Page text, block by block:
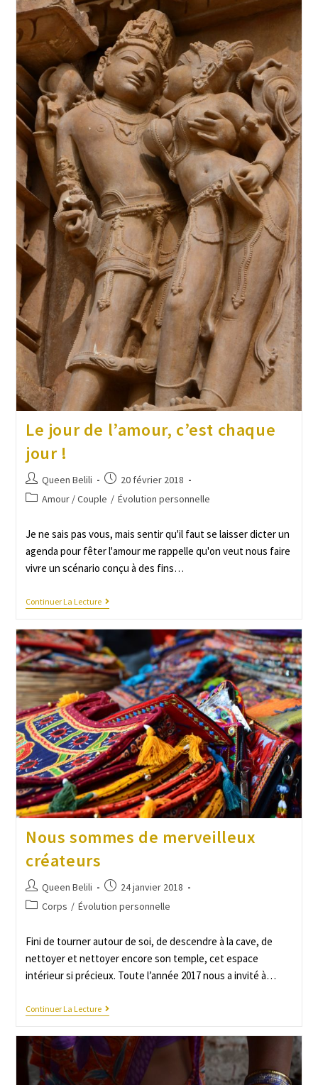
Le jour de l’amour, c’est chaque
jour !
Queen Belili
20 février 2018
Amour / Couple / Évolution personnelle
Je ne sais pas vous, mais sentir qu'il faut se laisser dicter un
agenda pour fêter l'amour me rappelle qu'on veut nous faire
vivre un scénario conçu à des fins…
Continuer La Lecture
Nous sommes de merveilleux
créateurs
Queen Belili
24 janvier 2018
Corps / Évolution personnelle
Fini de tourner autour de soi, de descendre à la cave, de
nettoyer et nettoyer encore son temple, cet espace
intérieur si précieux. Toute l’année 2017 nous a invité à…
Continuer La Lecture